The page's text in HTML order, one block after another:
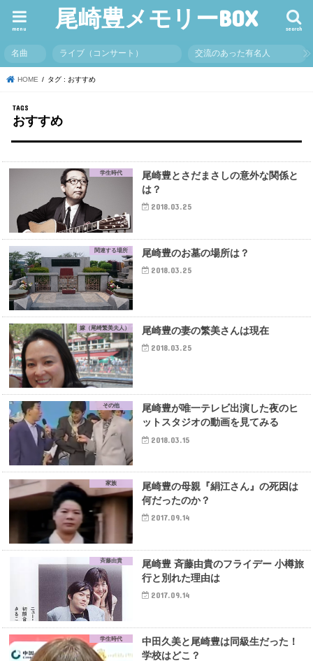
尾崎豊メモリーBOX search
menu
名曲 ライブ（コンサート） 交流のあった有名人
HOME タグ : おすすめ
おすすめ
学生時代
尾崎豊とさだまさしの意外な関係と
は？
2018.03.25
関連する場所 尾崎豊のお墓の場所は？
2018.03.25
嫁（尾崎繁美夫人） 尾崎豊の妻の繁美さんは現在
2018.03.25
その他
尾崎豊が唯一テレビ出演した夜のヒ
ットスタジオの動画を見てみる
2018.03.15
家族
尾崎豊の母親『絹江さん』の死因は
何だったのか？
2017.09.14
斉藤由貴
尾崎豊 斉藤由貴のフライデー 小樽旅
行と別れた理由は
2017.09.14
学生時代
中田久美と尾崎豊は同級生だった！
学校はどこ？